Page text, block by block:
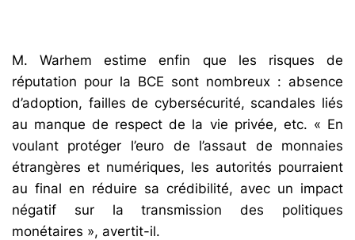
M. Warhem estime enfin que les risques de
réputation pour la BCE sont nombreux : absence
d’adoption, failles de cybersécurité, scandales liés
au manque de respect de la vie privée, etc. « En
voulant protéger l’euro de l’assaut de monnaies
étrangères et numériques, les autorités pourraient
au final en réduire sa crédibilité, avec un impact
négatif sur la transmission des politiques
monétaires », avertit-il.